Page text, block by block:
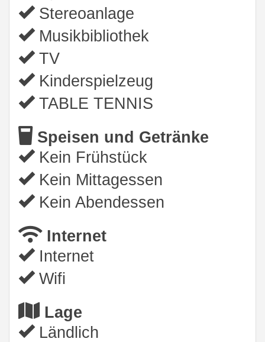
Stereoanlage
Musikbibliothek
TV
Kinderspielzeug
TABLE TENNIS
Speisen und Getränke
Kein Frühstück
Kein Mittagessen
Kein Abendessen
Internet
Internet
Wifi
Lage
Ländlich